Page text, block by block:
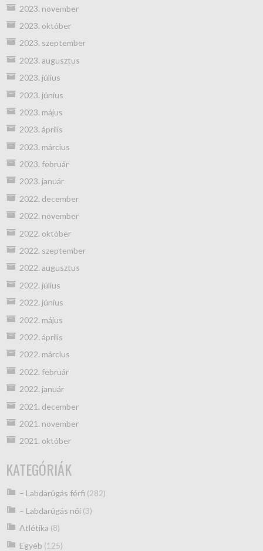
2023. november
2023. október
2023. szeptember
2023. augusztus
2023. július
2023. június
2023. május
2023. április
2023. március
2023. február
2023. január
2022. december
2022. november
2022. október
2022. szeptember
2022. augusztus
2022. július
2022. június
2022. május
2022. április
2022. március
2022. február
2022. január
2021. december
2021. november
2021. október
KATEGÓRIÁK
– Labdarúgás férfi (282)
– Labdarúgás női(3)
Atlétika (8)
Egyéb (125)